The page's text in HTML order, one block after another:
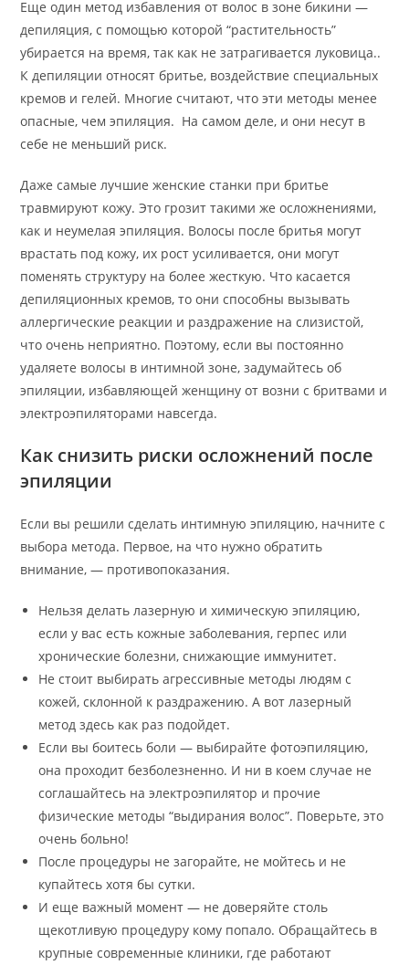
Еще один метод избавления от волос в зоне бикини —
депиляция, с помощью которой “растительность”
убирается на время, так как не затрагивается луковица..
К депиляции относят бритье, воздействие специальных
кремов и гелей. Многие считают, что эти методы менее
опасные, чем эпиляция. На самом деле, и они несут в
себе не меньший риск.
Даже самые лучшие женские станки при бритье
травмируют кожу. Это грозит такими же осложнениями,
как и неумелая эпиляция. Волосы после бритья могут
врастать под кожу, их рост усиливается, они могут
поменять структуру на более жесткую. Что касается
депиляционных кремов, то они способны вызывать
аллергические реакции и раздражение на слизистой,
что очень неприятно. Поэтому, если вы постоянно
удаляете волосы в интимной зоне, задумайтесь об
эпиляции, избавляющей женщину от возни с бритвами и
электроэпиляторами навсегда.
Как снизить риски осложнений после
эпиляции
Если вы решили сделать интимную эпиляцию, начните с
выбора метода. Первое, на что нужно обратить
внимание, — противопоказания.
Нельзя делать лазерную и химическую эпиляцию,
если у вас есть кожные заболевания, герпес или
хронические болезни, снижающие иммунитет.
Не стоит выбирать агрессивные методы людям с
кожей, склонной к раздражению. А вот лазерный
метод здесь как раз подойдет.
Если вы боитесь боли — выбирайте фотоэпиляцию,
она проходит безболезненно. И ни в коем случае не
соглашайтесь на электроэпилятор и прочие
физические методы “выдирания волос”. Поверьте, это
очень больно!
После процедуры не загорайте, не мойтесь и не
купайтесь хотя бы сутки.
И еще важный момент — не доверяйте столь
щекотливую процедуру кому попало. Обращайтесь в
крупные современные клиники, где работают